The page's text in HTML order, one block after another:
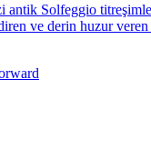
Solfeggio
ve derin huzur